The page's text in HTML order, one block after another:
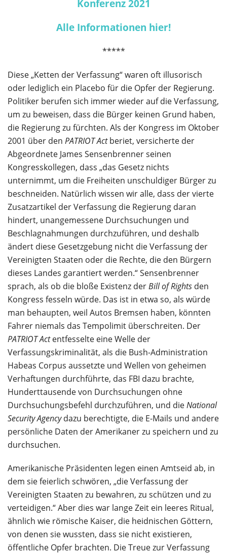
Konferenz 2021
Alle Informationen hier!
*****
Diese „Ketten der Verfassung“ waren oft illusorisch
oder lediglich ein Placebo für die Opfer der Regierung.
Politiker berufen sich immer wieder auf die Verfassung,
um zu beweisen, dass die Bürger keinen Grund haben,
die Regierung zu fürchten. Als der Kongress im Oktober
2001 über den PATRIOT Actberiet, versicherte der
Abgeordnete James Sensenbrenner seinen
Kongresskollegen, dass „das Gesetz nichts
unternimmt, um die Freiheiten unschuldiger Bürger zu
beschneiden. Natürlich wissen wir alle, dass der vierte
Zusatzartikel der Verfassung die Regierung daran
hindert, unangemessene Durchsuchungen und
Beschlagnahmungen durchzuführen, und deshalb
ändert diese Gesetzgebung nicht die Verfassung der
Vereinigten Staaten oder die Rechte, die den Bürgern
dieses Landes garantiert werden.“ Sensenbrenner
sprach, als ob die bloße Existenz derBill of Rights den
Kongress fesseln würde. Das ist in etwa so, als würde
man behaupten, weil Autos Bremsen haben, könnten
Fahrer niemals das Tempolimit überschreiten. Der
PATRIOT Actentfesselte eine Welle der
Verfassungskriminalität, als die Bush-Administration
Habeas Corpus aussetzte und Wellen von geheimen
Verhaftungen durchführte, das FBI dazu brachte,
Hunderttausende von Durchsuchungen ohne
Durchsuchungsbefehl durchzuführen, und dieNational
Security Agencydazu berechtigte, die E-Mails und andere
persönliche Daten der Amerikaner zu speichern und zu
durchsuchen.
Amerikanische Präsidenten legen einen Amtseid ab, in
dem sie feierlich schwören, „die Verfassung der
Vereinigten Staaten zu bewahren, zu schützen und zu
verteidigen.“ Aber dies war lange Zeit ein leeres Ritual,
ähnlich wie römische Kaiser, die heidnischen Göttern,
von denen sie wussten, dass sie nicht existieren,
öffentliche Opfer brachten. Die Treue zur Verfassung